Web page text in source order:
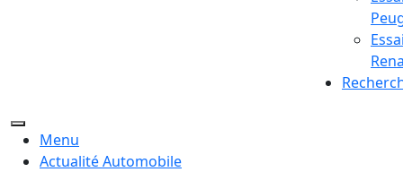
Menu
Actualité Automobile